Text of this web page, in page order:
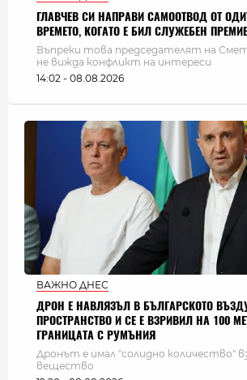
ГЛАВЧЕВ СИ НАПРАВИ САМООТВОД ОТ
ВРЕМЕТО, КОГАТО Е БИЛ СЛУЖЕБЕН
Въпреки това председателят на
не вижда конфликт на интереси
14:02 - 08.08.2026
ВАЖНО ДНЕС
ДРОН Е НАВЛЯЗЪЛ В БЪЛГАРСКОТО
ПРОСТРАНСТВО И СЕ Е ВЗРИВИЛ НА 100
ГРАНИЦАТА С РУМЪНИЯ
Дронът е имал "солидно количество"
вещество